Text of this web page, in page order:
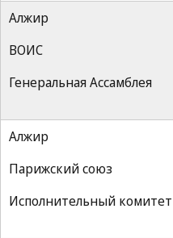
Алжир
ВОИС
Генеральная Ассамблея
Алжир
Парижский союз
Исполнительный комитет